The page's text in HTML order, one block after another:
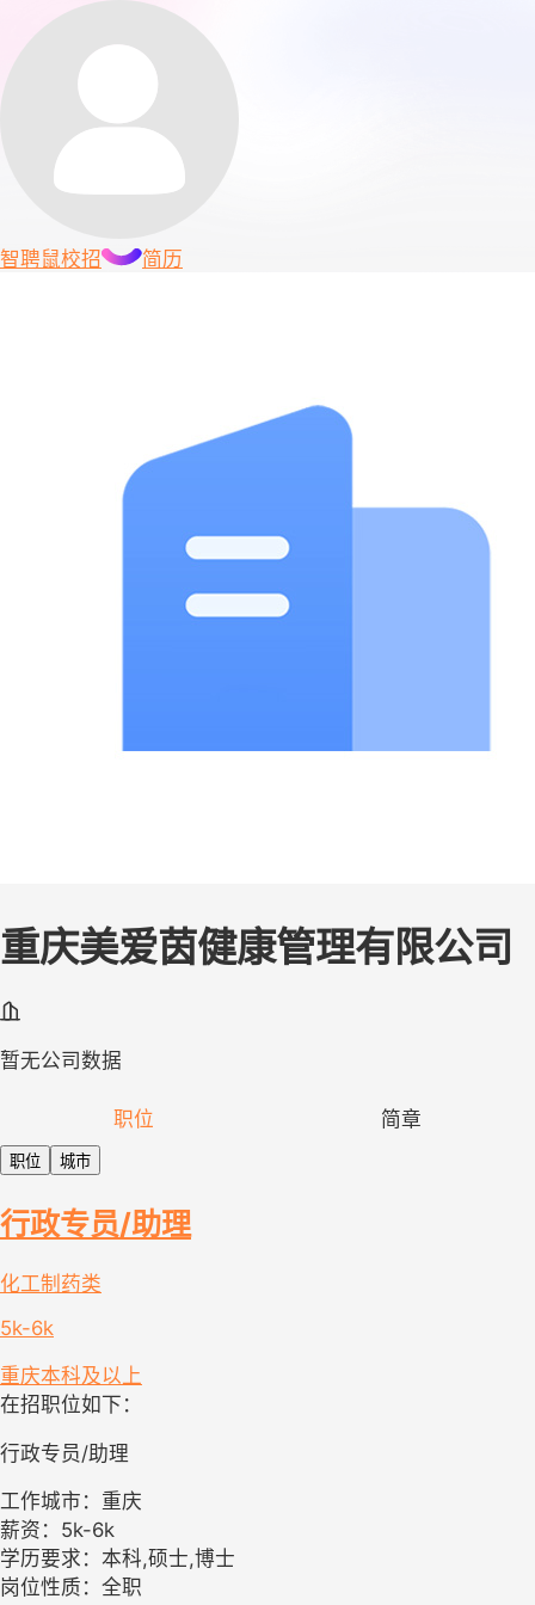
智聘鼠校招 简历
重庆美爱茵健康管理有限公司
暂无公司数据
职位 简章
职位 城市
行政专员/助理
化工制药类
5k-6k
重庆本科及以上
在招职位如下：
行政专员/助理
工作城市：重庆
薪资：5k-6k
学历要求：本科,硕士,博士
岗位性质：全职